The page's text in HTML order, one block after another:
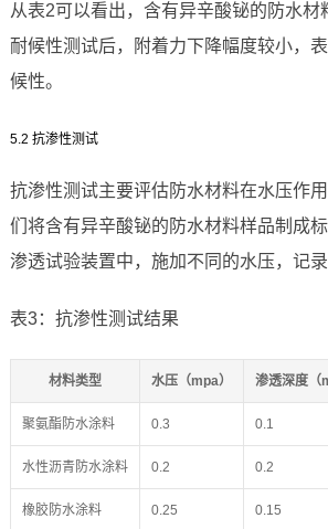
从表2可以看出，含有异辛酸铋的防水材
耐候性测试后，附着力下降幅度较小，
候性。
5.2 抗渗性测试
抗渗性测试主要评估防水材料在水压作
们将含有异辛酸铋的防水材料样品制成
渗透试验装置中，施加不同的水压，记录
表3：抗渗性测试结果
材料类型 水压（mpa） 渗透深度（
聚氨酯防水涂料 0.3 0.1
水性沥青防水涂料 0.2 0.2
橡胶防水涂料 0.25 0.15